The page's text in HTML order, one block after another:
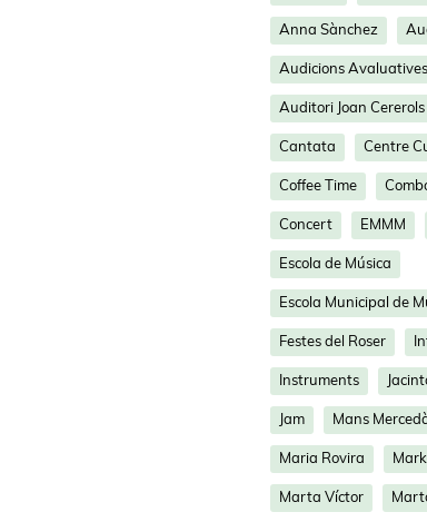
Anna Sànchez
Audicions Avaluatives
Auditori Joan Cererols
Cantata Centre
Coffee Time
Concert EMMM
Escola de Música
Escola Municipal de
Festes del Roser
Instruments
Jam Mans
Maria Rovira
Marta Víctor